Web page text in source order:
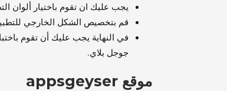
يجب عليك ان تقوم باختيار
قم بتخصيص الشكل الخارجي
في النهاية يجب عليك أن تقوم
جوجل بلاي.
موقع appsgeyser